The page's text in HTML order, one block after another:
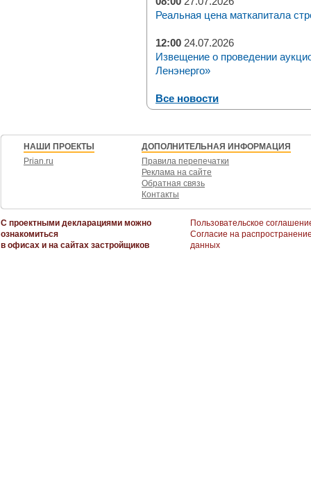
Реальная цена маткапитала
12:00 24.07.2026
Извещение о проведении
Ленэнерго»
Все новости
НАШИ ПРОЕКТЫ
Prian.ru
ДОПОЛНИТЕЛЬНАЯ ИНФОРМАЦИЯ
Правила перепечатки
Реклама на сайте
Обратная связь
Контакты
С проектными декларациями можно
ознакомиться
в офисах и на сайтах застройщиков
Пользовательское
Согласие на
данных